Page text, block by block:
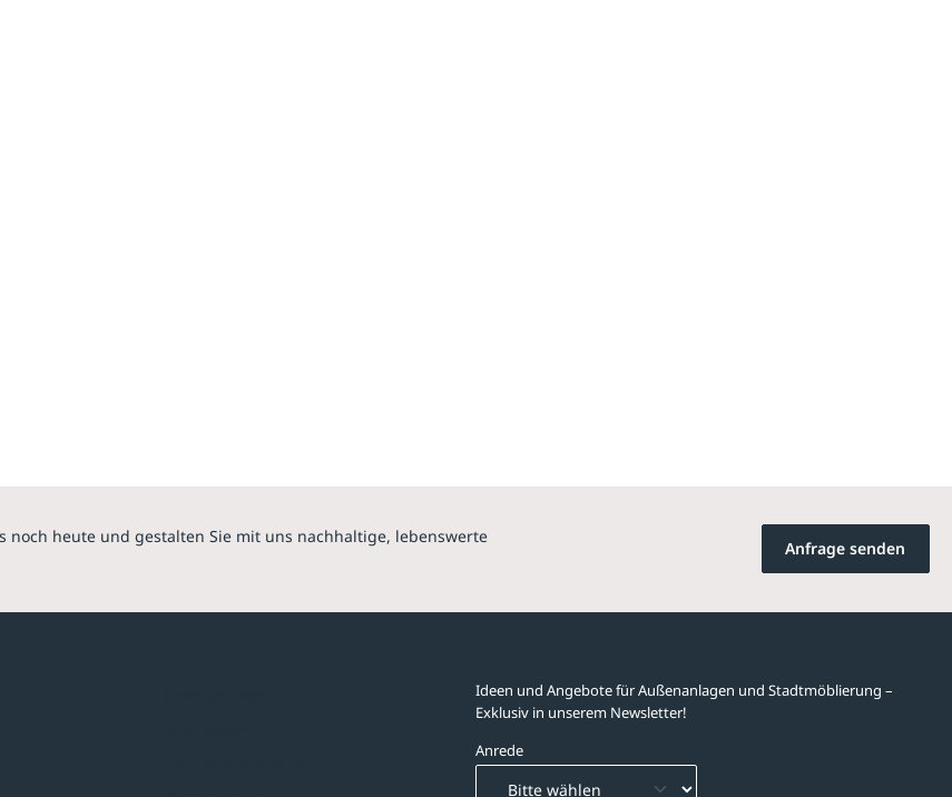
noch heute und gestalten Sie mit uns nachhaltige, lebenswerte
Anfrage senden
Ideen und Angebote für Außenanlagen und Stadtmöblierung –
Exklusiv in unserem Newsletter!
Anrede